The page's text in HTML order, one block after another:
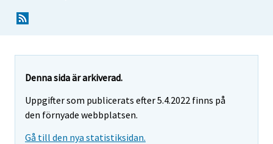
Denna sida är arkiverad.
Uppgifter som publicerats efter 5.4.2022 finns på
den förnyade webbplatsen.
Gå till den nya statistiksidan.